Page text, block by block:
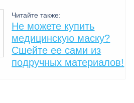
Читайте также:
Не можете купить
медицинскую маску?
Сшейте ее сами из
подручных материалов!